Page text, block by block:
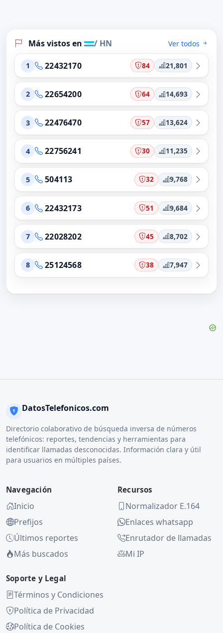
Más vistos en / HN Ver todos
1 22432170 84 21,801
2 22654200 64 14,693
3 22476470 57 13,624
4 22756241 30 11,235
5 504113 32 9,768
6 22432173 51 9,684
7 22028202 45 8,702
8 25124568 38 7,947
DatosTelefonicos.com
Directorio colaborativo de búsqueda inversa de números
telefónicos: reportes, tendencias y herramientas para
identificar llamadas desconocidas. Información clara y útil
para usuarios en múltiples países.
Navegación
Inicio
Prefijos
Últimos reportes
Más buscados
Recursos
Normalizador E.164
Enlaces whatsapp
Enrutador de llamadas
Mi IP
Soporte y Legal
Términos y Condiciones
Política de Privacidad
Política de Cookies